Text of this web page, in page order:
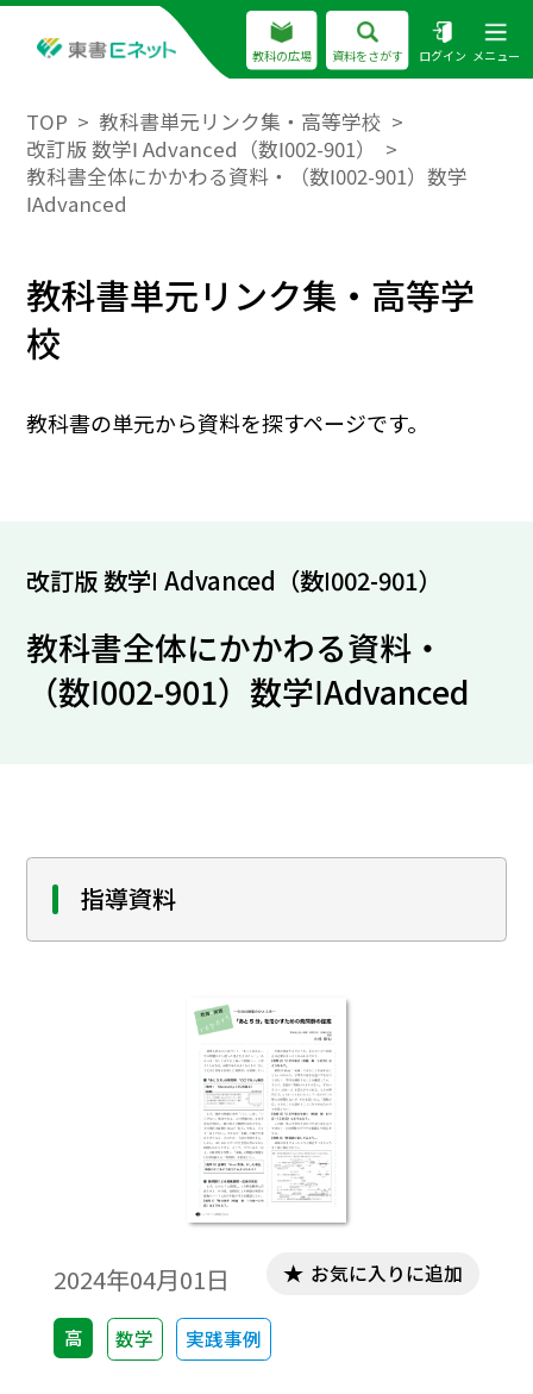
教科の広場 資料をさがす ログイン メニュー
TOP
教科書単元リンク集・高等学校
改訂版 数学Ⅰ Advanced（数Ⅰ002-901）
教科書全体にかかわる資料・（数Ⅰ002-901）数学
ⅠAdvanced
教科書単元リンク集・高等学
校
教科書の単元から資料を探すページです。
改訂版 数学Ⅰ Advanced（数Ⅰ002-901）
教科書全体にかかわる資料・
（数Ⅰ002-901）数学ⅠAdvanced
指導資料
2024年04月01日
高 数学 実践事例
お気に入りに追加